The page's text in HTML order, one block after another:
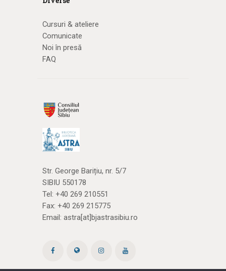
Cursuri & ateliere
Comunicate
Noi în presă
FAQ
Str. George Barițiu, nr. 5/7
SIBIU 550178
Tel: +40 269 210551
Fax: +40 269 215775
Email: astra[at]bjastrasibiu.ro